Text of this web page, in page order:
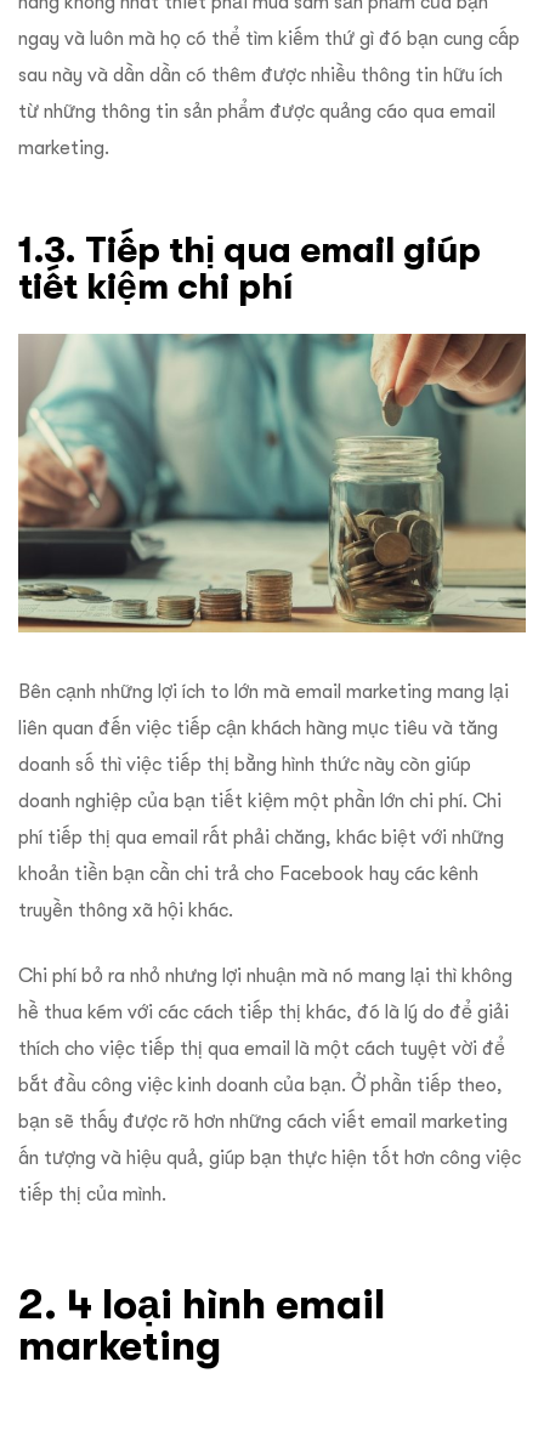
ngay và luôn mà họ có thể tìm kiếm thứ gì đó bạn cung cấp
sau này và dần dần có thêm được nhiều thông tin hữu ích
từ những thông tin sản phẩm được quảng cáo qua email
marketing.
1.3. Tiếp thị qua email giúp
tiết kiệm chi phí
Bên cạnh những lợi ích to lớn mà email marketing mang lại
liên quan đến việc tiếp cận khách hàng mục tiêu và tăng
doanh số thì việc tiếp thị bằng hình thức này còn giúp
doanh nghiệp của bạn tiết kiệm một phần lớn chi phí. Chi
phí tiếp thị qua email rất phải chăng, khác biệt với những
khoản tiền bạn cần chi trả cho Facebook hay các kênh
truyền thông xã hội khác.
Chi phí bỏ ra nhỏ nhưng lợi nhuận mà nó mang lại thì không
hề thua kém với các cách tiếp thị khác, đó là lý do để giải
thích cho việc tiếp thị qua email là một cách tuyệt vời để
bắt đầu công việc kinh doanh của bạn. Ở phần tiếp theo,
bạn sẽ thấy được rõ hơn những cách viết email marketing
ấn tượng và hiệu quả, giúp bạn thực hiện tốt hơn công việc
tiếp thị của mình.
2. 4 loại hình email
marketing